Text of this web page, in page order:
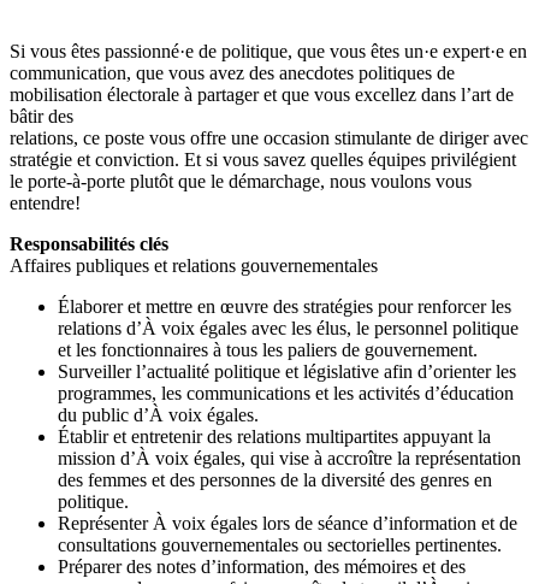
Si vous êtes passionné·e de politique, que vous êtes un·e expert·e en
communication, que vous avez des anecdotes politiques de
mobilisation électorale à partager et que vous excellez dans l’art de
bâtir des
relations, ce poste vous offre une occasion stimulante de diriger avec
stratégie et conviction. Et si vous savez quelles équipes privilégient
le porte-à-porte plutôt que le démarchage, nous voulons vous
entendre!
Responsabilités clés
Affaires publiques et relations gouvernementales
Élaborer et mettre en œuvre des stratégies pour renforcer les
relations d’À voix égales avec les élus, le personnel politique
et les fonctionnaires à tous les paliers de gouvernement.
Surveiller l’actualité politique et législative afin d’orienter les
programmes, les communications et les activités d’éducation
du public d’À voix égales.
Établir et entretenir des relations multipartites appuyant la
mission d’À voix égales, qui vise à accroître la représentation
des femmes et des personnes de la diversité des genres en
politique.
Représenter À voix égales lors de séance d’information et de
consultations gouvernementales ou sectorielles pertinentes.
Préparer des notes d’information, des mémoires et des